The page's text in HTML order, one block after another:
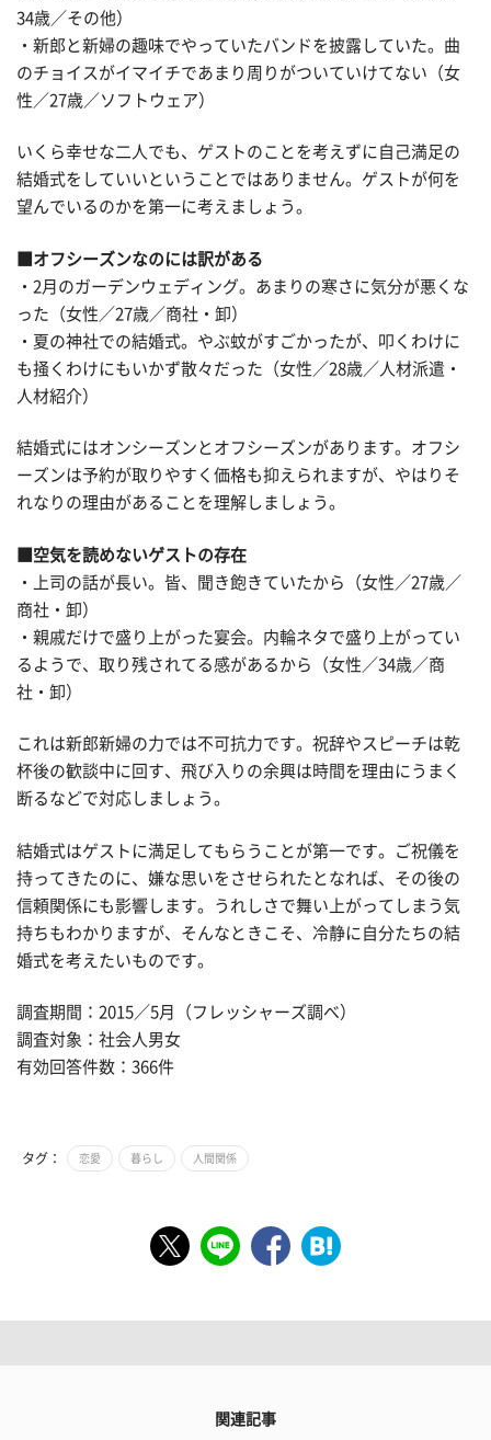
34歳／その他）
・新郎と新婦の趣味でやっていたバンドを披露していた。曲
のチョイスがイマイチであまり周りがついていけてない（女
性／27歳／ソフトウェア）
いくら幸せな二人でも、ゲストのことを考えずに自己満足の
結婚式をしていいということではありません。ゲストが何を
望んでいるのかを第一に考えましょう。
■オフシーズンなのには訳がある
・2月のガーデンウェディング。あまりの寒さに気分が悪くな
った（女性／27歳／商社・卸）
・夏の神社での結婚式。やぶ蚊がすごかったが、叩くわけに
も掻くわけにもいかず散々だった（女性／28歳／人材派遣・
人材紹介）
結婚式にはオンシーズンとオフシーズンがあります。オフシ
ーズンは予約が取りやすく価格も抑えられますが、やはりそ
れなりの理由があることを理解しましょう。
■空気を読めないゲストの存在
・上司の話が長い。皆、聞き飽きていたから（女性／27歳／
商社・卸）
・親戚だけで盛り上がった宴会。内輪ネタで盛り上がってい
るようで、取り残されてる感があるから（女性／34歳／商
社・卸）
これは新郎新婦の力では不可抗力です。祝辞やスピーチは乾
杯後の歓談中に回す、飛び入りの余興は時間を理由にうまく
断るなどで対応しましょう。
結婚式はゲストに満足してもらうことが第一です。ご祝儀を
持ってきたのに、嫌な思いをさせられたとなれば、その後の
信頼関係にも影響します。うれしさで舞い上がってしまう気
持ちもわかりますが、そんなときこそ、冷静に自分たちの結
婚式を考えたいものです。
調査期間：2015／5月（フレッシャーズ調べ）
調査対象：社会人男女
有効回答件数：366件
タグ： 恋愛 暮らし 人間関係
関連記事